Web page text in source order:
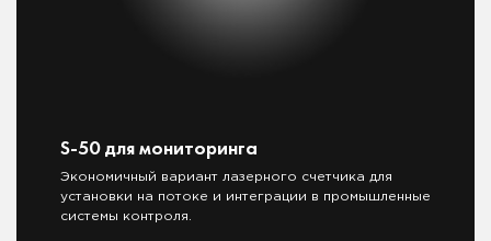
S-50 для мониторинга
Экономичный вариант лазерного счетчика для
установки на потоке и интеграции в промышленные
системы контроля.